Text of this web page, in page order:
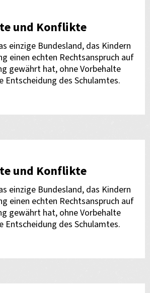
und Konflikte
einzige Bundesland, das Kindern
einen echten Rechtsanspruch auf
gewährt hat, ohne Vorbehalte
Entscheidung des Schulamtes.
und Konflikte
einzige Bundesland, das Kindern
einen echten Rechtsanspruch auf
gewährt hat, ohne Vorbehalte
Entscheidung des Schulamtes.